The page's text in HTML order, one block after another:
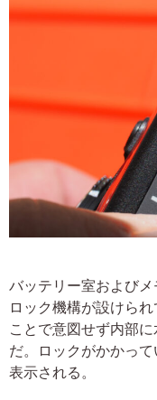
バッテリー室および
ロック機構が設けら
ことで意図せず内部
だ。ロックがかかっ
表示される。